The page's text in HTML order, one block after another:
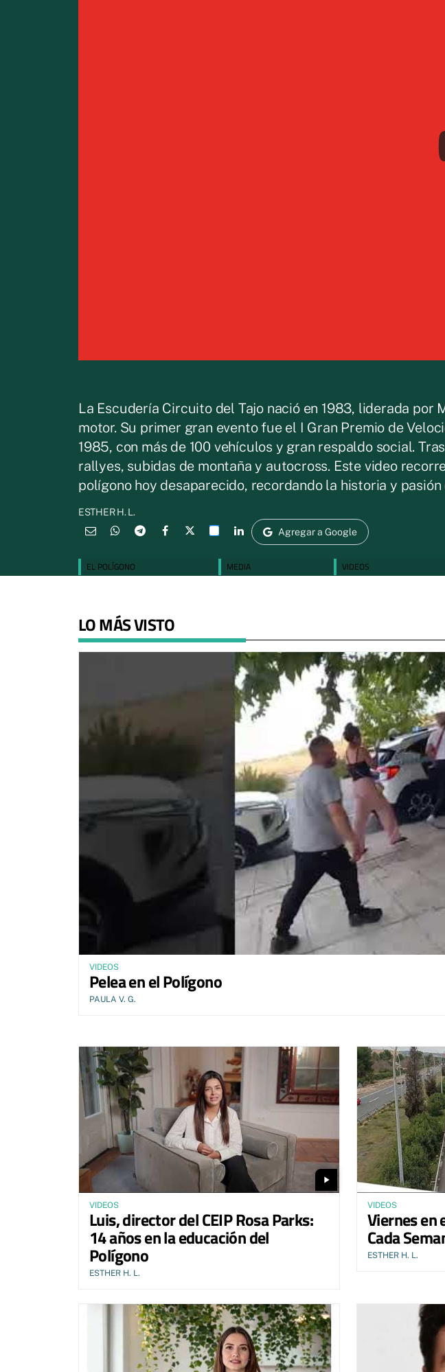
La Escudería Circuito del Tajo nació en 1983, liderada
motor. Su primer gran evento fue el I Gran Premio de
1985, con más de 100 vehículos y gran respaldo social.
rallyes, subidas de montaña y autocross. Este video
polígono hoy desaparecido, recordando la historia y
ESTHER H. L.
Agregar a Google
EL POLÍGONO MEDIA VIDEOS
LO MÁS VISTO
VIDEOS
Pelea en el Polígono
PAULA V. G.
play_arrow
VIDEOS
Luis, director del CEIP Rosa Parks:
14 años en la educación del
Polígono
ESTHER H. L.
VIDEOS
Viernes en
Cada
ESTHER H. L.